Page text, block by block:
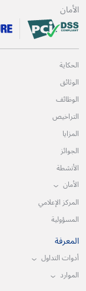
الأمان
الحكاية
الوثائق
الوظائف
التراخيص
المزايا
الجوائز
الأنشطة
الأمان
المركز الإعلامي
المسؤولية
المعرفة
أدوات التداول
الموارد